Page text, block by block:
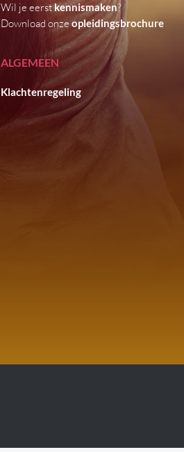
Wil je eerstkennismaken?
Download onzeopleidingsbrochure
ALGEMEEN
Klachtenregeling